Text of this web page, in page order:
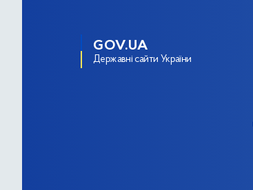
GOV.UA
Державні сайти України